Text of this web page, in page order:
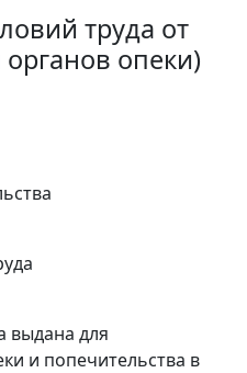
труда от
опеки)
выдана для
и попечительства в